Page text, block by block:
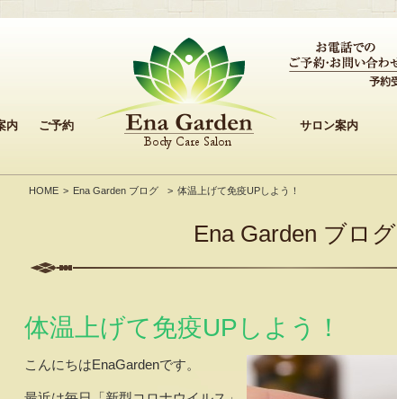
内 ご予約 サロン案内
Ena Garden ブログ
体温上げて免疫UPしよう！
こんにちはEnaGardenです。
HOME Ena Garden ブログ 体温上げて免疫UPしよう！